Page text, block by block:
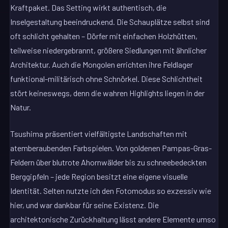
Kraftpaket. Das Setting wirkt authentisch, die
Inselgestaltung beeindruckend. Die Schauplätze selbst sind
oft schlicht gehalten – Dörfer mit einfachen Holzhütten,
teilweise niedergebrannt, größere Siedlungen mit ähnlicher
Architektur. Auch die Mongolen errichten ihre Feldlager
funktional-militärisch ohne Schnörkel. Diese Schlichtheit
stört keineswegs, denn die wahren Highlights liegen in der
Natur.
Tsushima präsentiert vielfältigste Landschaften mit
atemberaubenden Farbspielen. Von goldenen Pampas-Gras-
Feldern über blutrote Ahornwälder bis zu schneebedeckten
Berggipfeln – jede Region besitzt eine eigene visuelle
Identität. Selten nutzte ich den Fotomodus so exzessiv wie
hier, und war dankbar für seine Existenz. Die
architektonische Zurückhaltung lässt andere Elemente umso